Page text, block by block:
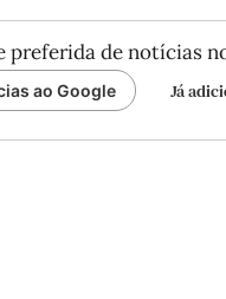
de notícias
ao Google Já